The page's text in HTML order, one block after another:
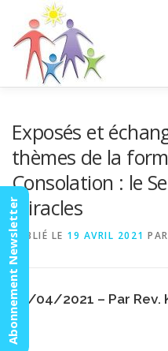
contenu
CONTACT
Exposés et
thèmes de la
Consolation : le
miracles
PUBLIÉ LE 19 AVRIL 2021 PAR
18/04/2021 – Par Rev.
Abonnement Newsletter